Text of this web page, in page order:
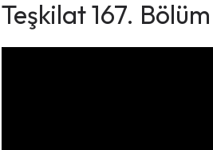
Teşkilat 167.